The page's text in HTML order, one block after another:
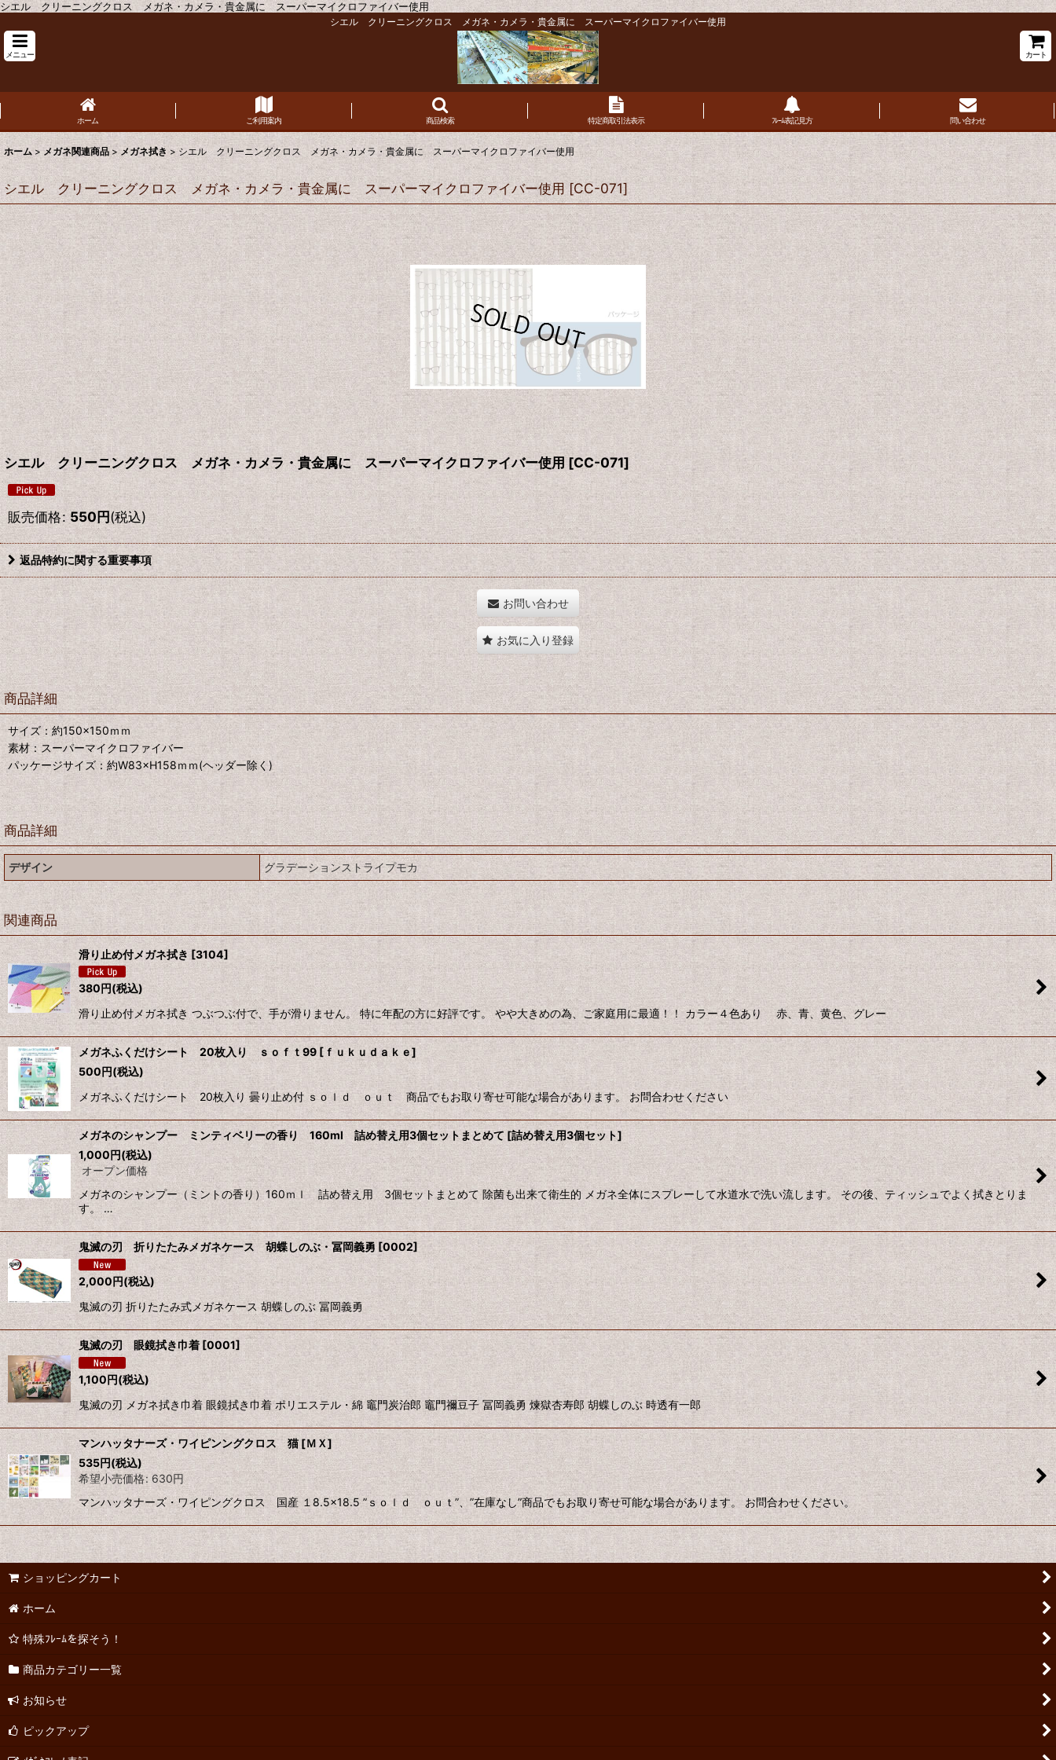
シエル クリーニングクロス メガネ・カメラ・貴金属に スーパーマイクロファイバー使用
シエル クリーニングクロス メガネ・カメラ・貴金属に スーパーマイクロファイバー使用
メニュー カート
ホーム ご利用案内 商品検索 特定商取引法表示 ﾌﾚｰﾑ表記見方 問い合わせ
ホーム > メガネ関連商品 > メガネ拭き > シエル クリーニングクロス メガネ・カメラ・貴金属に スーパーマイクロファイバー使用
シエル クリーニングクロス メガネ・カメラ・貴金属に スーパーマイクロファイバー使用 [CC-071]
シエル クリーニングクロス メガネ・カメラ・貴金属に スーパーマイクロファイバー使用 [CC-071]
販売価格: 550円(税込)
返品特約に関する重要事項
お問い合わせ
お気に入り登録
商品詳細
サイズ：約150×150ｍｍ
素材：スーパーマイクロファイバー
パッケージサイズ：約W83×H158ｍｍ(ヘッダー除く)
商品詳細
デザイン グラデーションストライプモカ
関連商品
滑り止め付メガネ拭き [3104]
380円(税込)
滑り止め付メガネ拭き つぶつぶ付で、手が滑りません。 特に年配の方に好評です。 やや大きめの為、ご家庭用に最適！！ カラー４色あり 赤、青、黄色、グレー
メガネふくだけシート 20枚入り ｓｏｆｔ99 [ｆｕｋｕｄａｋｅ]
500円(税込)
メガネふくだけシート 20枚入り 曇り止め付 ｓｏｌｄ ｏｕｔ 商品でもお取り寄せ可能な場合があります。 お問合わせください
メガネのシャンプー ミンティベリーの香り 160ml 詰め替え用3個セットまとめて [詰め替え用3個セット]
1,000円(税込)
オープン価格
メガネのシャンプー（ミントの香り）160ｍｌ 詰め替え用 3個セットまとめて 除菌も出来て衛生的 メガネ全体にスプレーして水道水で洗い流します。 その後、ティッシュでよく拭きとりま
す。 …
鬼滅の刃 折りたたみメガネケース 胡蝶しのぶ・冨岡義勇 [0002]
2,000円(税込)
鬼滅の刃 折りたたみ式メガネケース 胡蝶しのぶ 冨岡義勇
鬼滅の刃 眼鏡拭き巾着 [0001]
1,100円(税込)
鬼滅の刃 メガネ拭き巾着 眼鏡拭き巾着 ポリエステル・綿 竈門炭治郎 竈門禰豆子 冨岡義勇 煉獄杏寿郎 胡蝶しのぶ 時透有一郎
マンハッタナーズ・ワイピンングクロス 猫 [ＭＸ]
535円(税込)
希望小売価格: 630円
マンハッタナーズ・ワイピングクロス 国産 １8.5×18.5 ”ｓｏｌｄ ｏｕｔ”、”在庫なし”商品でもお取り寄せ可能な場合があります。 お問合わせください。
ショッピングカート
ホーム
特殊ﾌﾚｰﾑを探そう！
商品カテゴリー一覧
お知らせ
ピックアップ